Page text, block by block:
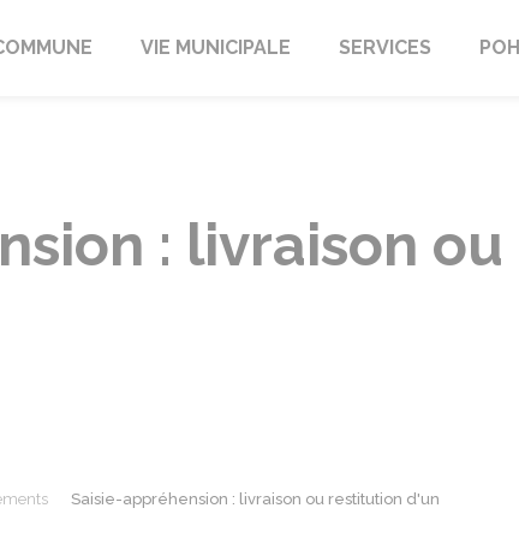
VIE MUNICIPALE SERVICES
: livraison
Saisie-appréhension : livraison ou restitution d'un